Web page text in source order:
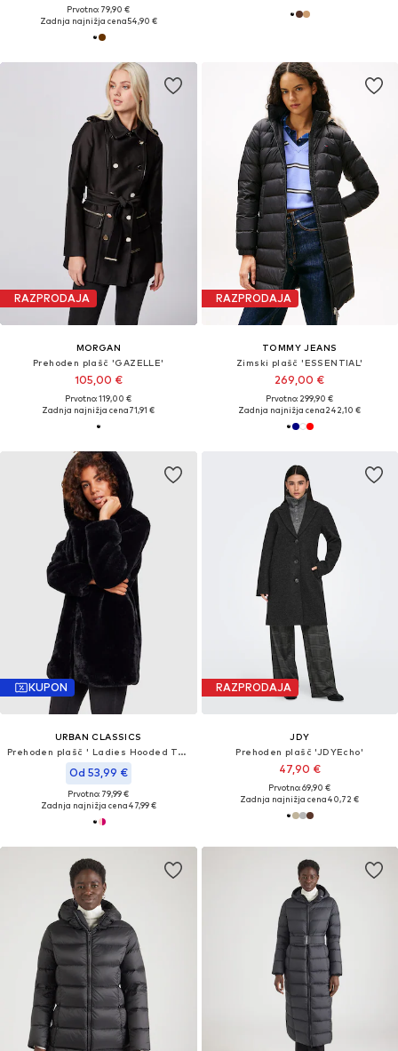
Prvotno: 79,90 €
Zadnja najnižja cena54,90 €
RAZPRODAJA
MORGAN
Prehoden plašč 'GAZELLE'
105,00 €
Prvotno: 119,00 €
Zadnja najnižja cena71,91 €
RAZPRODAJA
TOMMY JEANS
Zimski plašč 'ESSENTIAL'
269,00 €
Prvotno: 299,90 €
Zadnja najnižja cena242,10 €
KUPON
URBAN CLASSICS
Prehoden plašč ' Ladies Hooded Teddy Coat '
Od 53,99 €
Prvotno: 79,99 €
Zadnja najnižja cena47,99 €
RAZPRODAJA
JDY
Prehoden plašč 'JDYEcho'
47,90 €
Prvotno: 69,90 €
Zadnja najnižja cena40,72 €